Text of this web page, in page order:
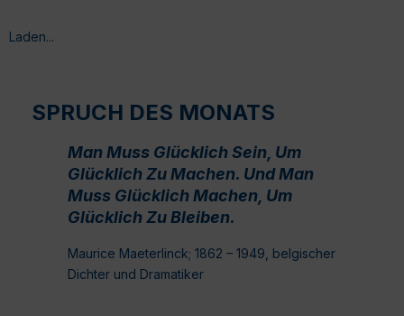
Laden...
SPRUCH DES MONATS
Man Muss Glücklich Sein, Um
Glücklich Zu Machen. Und Man
Muss Glücklich Machen, Um
Glücklich Zu Bleiben.
Maurice Maeterlinck; 1862 – 1949, belgischer
Dichter und Dramatiker